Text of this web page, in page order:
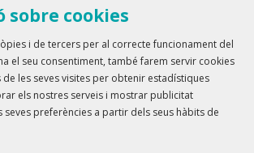
| T 972 361 835
T 972 358 473
sobre cookies
i de tercers per al correcte funcionament del
el seu consentiment, també farem servir cookies
les seves visites per obtenir estadístiques
els nostres serveis i mostrar publicitat
seves preferències a partir dels seus hàbits de